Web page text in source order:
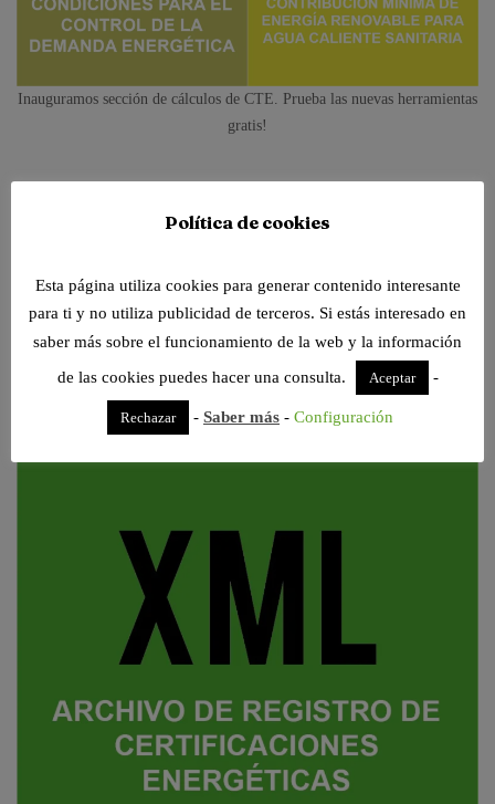
Inauguramos sección de cálculos de CTE. Prueba las nuevas herramientas
gratis!
Política de cookies
Esta página utiliza cookies para generar contenido interesante
para ti y no utiliza publicidad de terceros. Si estás interesado en
saber más sobre el funcionamiento de la web y la información
de las cookies puedes hacer una consulta.
Aceptar -
Rechazar - Saber más - Configuración